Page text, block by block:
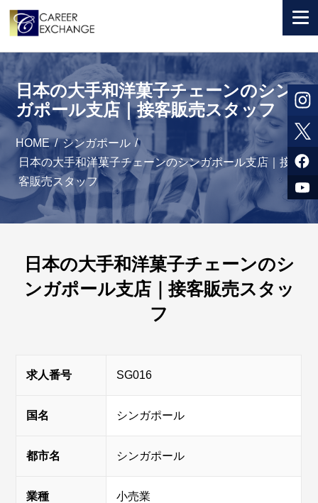
+ 国から選ぶ
+ 目的から選ぶ
求人検索
参加者体験談
よくある質問
+ お申込のご案内
+ 会社情報
カウンセラー募集
日本の大手和洋菓子チェーンのシン
ガポール支店｜接客販売スタッフ
HOME / シンガポール /
日本の大手和洋菓子チェーンのシンガポール支店｜接
客販売スタッフ
日本の大手和洋菓子チェーンのシ
ンガポール支店｜接客販売スタッ
フ
求人番号 SG016
国名 シンガポール
都市名 シンガポール
業種 小売業